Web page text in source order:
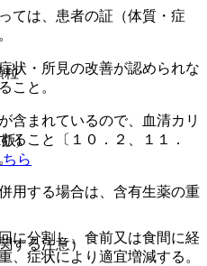
ては、患者の証（体質・症
状・所見の改善が認められな
こと。
含まれているので、血清カリ
ること〔１０．２、１１．
用する場合は、含有生薬の重
する注意）
粒
)
ら
に分割し、食前又は食間に経
、症状により適宜増減する。